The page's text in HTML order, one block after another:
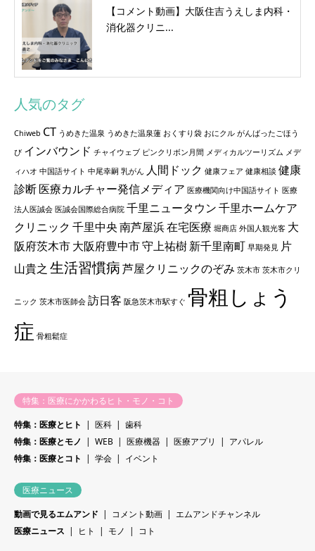
【コメント動画】大阪住吉うえしま内科・
消化器クリニ...
人気のタグ
Chiweb CT うめきた温泉 うめきた温泉蓮 おくすり袋 おにクル がんばったごほう
び インバウンド チャイウェブ ピンクリボン月間 メディカルツーリズム メデ
ィハオ 中国語サイト 中尾幸嗣 乳がん 人間ドック 健康フェア 健康相談 健康
診断医療カルチャー発信メディア 医療機関向け中国語サイト 医療
法人医誠会 医誠会国際総合病院 千里ニュータウン千里ホームケア
クリニック 千里中央南芦屋浜在宅医療 堀商店 外国人観光客 大
阪府茨木市大阪府豊中市守上祐樹新千里南町 早期発見 片
山貴之 生活習慣病芦屋クリニックのぞみ 茨木市 茨木市クリ
ニック 茨木市医師会 訪日客 阪急茨木市駅すぐ 骨粗しょう
症 骨粗鬆症
特集：医療にかかわるヒト・モノ・コト
特集：医療とヒト
医科
歯科
特集：医療とモノ
WEB 医療機器 医療アプリ
アパレル
特集：医療とコト
学会 イベント
医療ニュース
動画で見るエムアンド
コメント動画
エムアンドチャンネル
医療ニュース
ヒト モノ コト